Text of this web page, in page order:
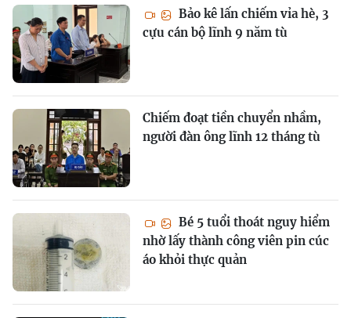
Bảo kê lấn chiếm vỉa hè, 3
cựu cán bộ lĩnh 9 năm tù
Chiếm đoạt tiền chuyển nhầm,
người đàn ông lĩnh 12 tháng tù
Bé 5 tuổi thoát nguy hiểm
nhờ lấy thành công viên pin cúc
áo khỏi thực quản